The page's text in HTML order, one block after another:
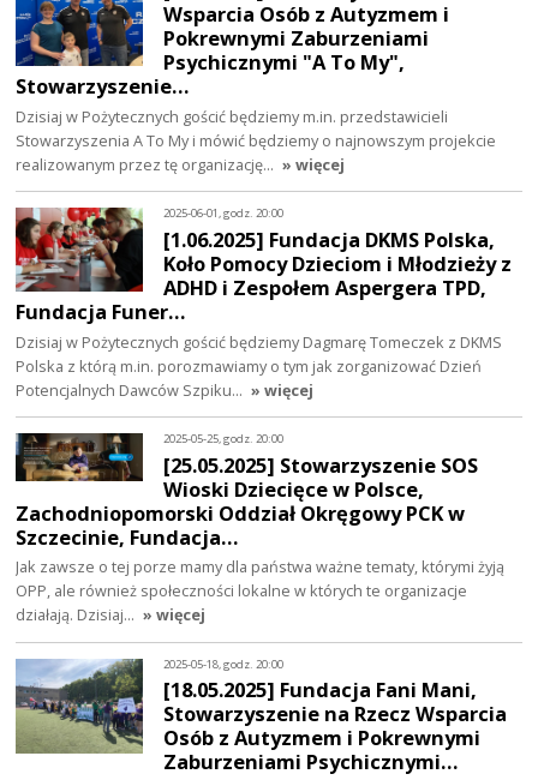
Wsparcia Osób z Autyzmem i
Pokrewnymi Zaburzeniami
Psychicznymi "A To My",
Stowarzyszenie…
Dzisiaj w Pożytecznych gościć będziemy m.in. przedstawicieli
Stowarzyszenia A To My i mówić będziemy o najnowszym projekcie
realizowanym przez tę organizację… » więcej
2025-06-01, godz. 20:00
[1.06.2025] Fundacja DKMS Polska,
Koło Pomocy Dzieciom i Młodzieży z
ADHD i Zespołem Aspergera TPD,
Fundacja Funer…
Dzisiaj w Pożytecznych gościć będziemy Dagmarę Tomeczek z DKMS
Polska z którą m.in. porozmawiamy o tym jak zorganizować Dzień
Potencjalnych Dawców Szpiku… » więcej
2025-05-25, godz. 20:00
[25.05.2025] Stowarzyszenie SOS
Wioski Dziecięce w Polsce,
Zachodniopomorski Oddział Okręgowy PCK w
Szczecinie, Fundacja…
Jak zawsze o tej porze mamy dla państwa ważne tematy, którymi żyją
OPP, ale również społeczności lokalne w których te organizacje
działają. Dzisiaj… » więcej
2025-05-18, godz. 20:00
[18.05.2025] Fundacja Fani Mani,
Stowarzyszenie na Rzecz Wsparcia
Osób z Autyzmem i Pokrewnymi
Zaburzeniami Psychicznymi…